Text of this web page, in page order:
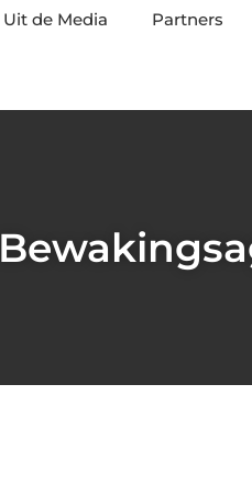
Uit de Media Partners